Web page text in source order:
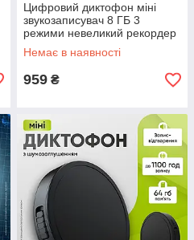
Цифровий диктофон міні
звукозаписувач 8 ГБ 3
режими невеликий рекордер
портативний пристрій
Немає в наявності
959 ₴